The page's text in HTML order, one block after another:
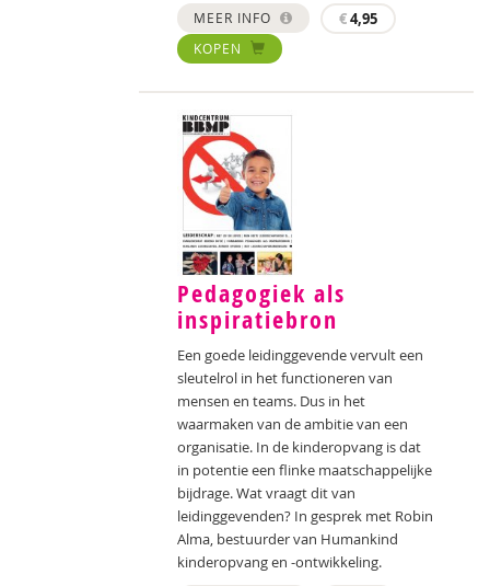
MEER INFO €4,95
KOPEN
Pedagogiek als
inspiratiebron
Een goede leidinggevende vervult een
sleutelrol in het functioneren van
mensen en teams. Dus in het
waarmaken van de ambitie van een
organisatie. In de kinderopvang is dat
in potentie een flinke maatschappelijke
bijdrage. Wat vraagt dit van
leidinggevenden? In gesprek met Robin
Alma, bestuurder van Humankind
kinderopvang en -ontwikkeling.